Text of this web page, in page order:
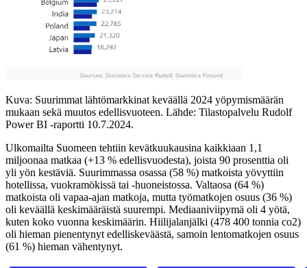
Kuva: Suurimmat lähtömarkkinat keväällä 2024 yöpymismäärän
mukaan sekä muutos edellisvuoteen. Lähde: Tilastopalvelu Rudolf
Power BI -raportti 10.7.2024.
Ulkomailta Suomeen tehtiin kevätkuukausina kaikkiaan 1,1
miljoonaa matkaa (+13 % edellisvuodesta), joista 90 prosenttia oli
yli yön kestäviä. Suurimmassa osassa (58 %) matkoista yövyttiin
hotellissa, vuokramökissä tai -huoneistossa. Valtaosa (64 %)
matkoista oli vapaa-ajan matkoja, mutta työmatkojen osuus (36 %)
oli keväällä keskimääräistä suurempi. Mediaaniviipymä oli 4 yötä,
kuten koko vuonna keskimäärin. Hiilijalanjälki (478 400 tonnia co2)
oli hieman pienentynyt edelliskeväästä, samoin lentomatkojen osuus
(61 %) hieman vähentynyt.